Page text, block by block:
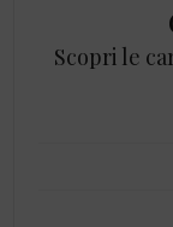
Scopri le